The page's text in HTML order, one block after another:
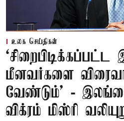
உலக செய்திகள்
‘சிறைபிடிக்கப்பட்ட
மீனவர்களை
வேண்டும்' -
விக்ரம் மிஸ்ரி